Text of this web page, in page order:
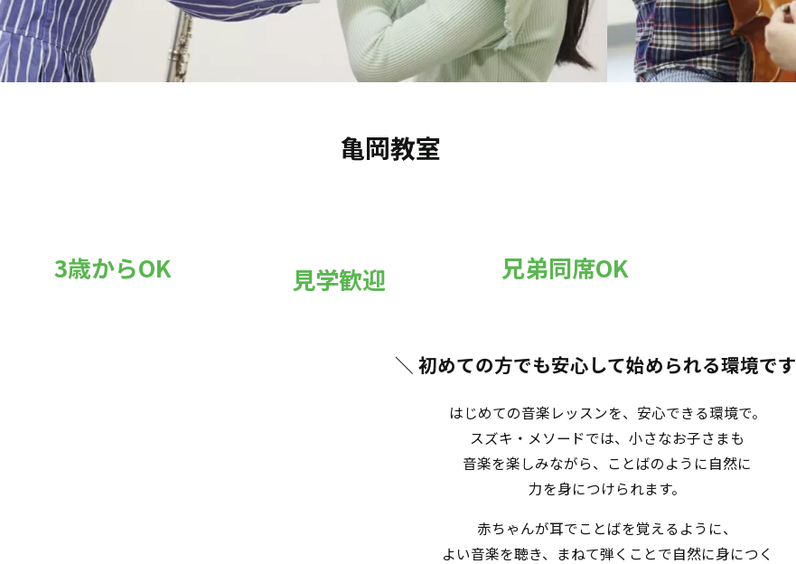
亀岡教室
3歳からOK 見学歓迎 兄弟同席OK
＼ 初めての方でも安心して始められる環境です
はじめての音楽レッスンを、安心できる環境で。
スズキ・メソードでは、小さなお子さまも
音楽を楽しみながら、ことばのように自然に
力を身につけられます。
赤ちゃんが耳でことばを覚えるように、
よい音楽を聴き、まねて弾くことで自然に身につく